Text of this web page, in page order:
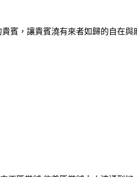
賓，讓貴賓澆有來者如歸的自在與